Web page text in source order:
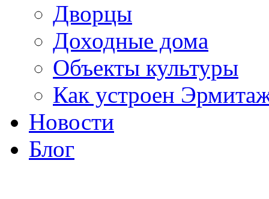
Дворцы
Доходные дома
Объекты культуры
Как устроен
Новости
Блог